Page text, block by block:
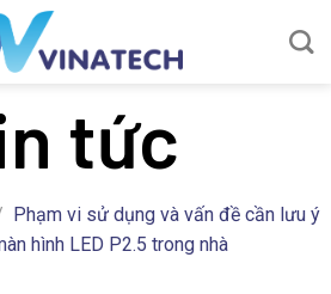
tức
Phạm vi sử dụng và vấn đề cần lưu ý
hình LED P2.5 trong nhà